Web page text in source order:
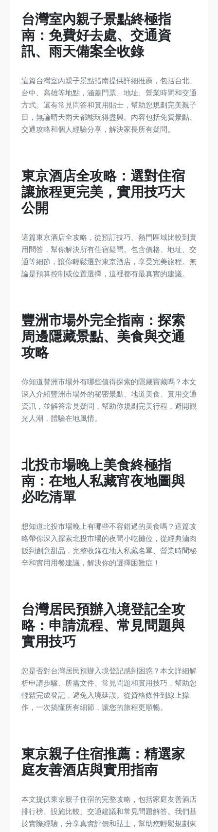
台灣室內親子景點終極指
南：免費好去處、交通資
訊、雨天備案全收錄
這篇台灣室內親子景點指南提供詳細推薦，包括台北、
台中、高雄等地點，涵蓋門票、地址、營業時間和交通
方式。還有常見問答和實用貼士，幫助您規劃完美親子
日，無論晴天雨天都能玩得盡興。內容包括免費景點、
交通攻略和個人經驗分享，解決家長所有疑問。
東京酒店全攻略：選對住宿
讓旅程更完美，實用技巧大
公開
這篇東京酒店全攻略，從預訂技巧、熱門區域比較到實
用問答，幫你解決所有住宿疑問。包含價格、地址、交
通等細節，讓你輕鬆選對東京酒店，享受完美旅程。無
論是預算控制或位置選擇，這裡都有最真實的建議。
豐洲市場外完全指南：探索
周邊隱藏景點、美食與交通
攻略
你知道豐洲市場外有哪些值得探索的隱藏寶藏嗎？本文
深入介紹豐洲市場外的秘密景點、地道美食、實用交通
資訊，並解答常見疑問，幫助你規劃完美行程，避開觀
光人潮，體驗在地風情。
北投市場晚上美食終極指
南：在地人私藏宵夜地圖與
必吃清單
想知道北投市場晚上有哪些不容錯過的美食嗎？這篇攻
略帶你深入探索北投市場的夜間小吃攤位，從經典滷肉
飯到創意甜品，完整收錄在地人私藏名單、營業時間秘
辛和實用用餐建議，解決你的選擇困難症！
台灣居民預辦入境登記全攻
略：申請流程、常見問題與
實用技巧
您是否對台灣居民預辦入境登記感到困惑？本文詳細解
析申請步驟、所需文件、常見問題和實用技巧，幫助您
輕鬆完成登記，避免入境延誤。從資格條件到線上操
作，一次搞懂所有細節，讓您的旅程更順暢。
東京親子住宿推薦：精選家
庭友善酒店與實用指南
本文提供東京親子住宿的完整攻略，包括家庭友善酒店
排行榜、設施比較、交通建議和常見問題解答。我們基
於實際經驗，分享真實評價和貼士，幫助您輕鬆規劃東